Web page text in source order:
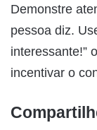
Demonstre
pessoa diz.
interessante!”
incentivar o